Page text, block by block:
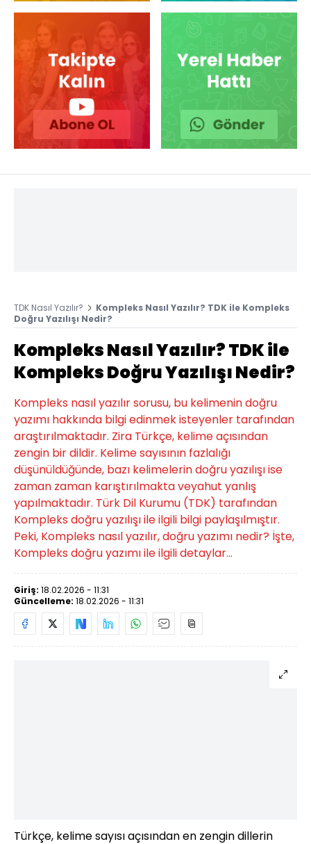
TDK Nasıl Yazılır?
Kompleks Nasıl Yazılır? TDK ile Kompleks
Doğru Yazılışı Nedir?
Kompleks Nasıl Yazılır? TDK ile
Kompleks Doğru Yazılışı Nedir?
Kompleks nasıl yazılır sorusu, bu kelimenin doğru
yazımı hakkında bilgi edinmek isteyenler tarafından
araştırılmaktadır. Zira Türkçe, kelime açısından
zengin bir dildir. Kelime sayısının fazlalığı
düşünüldüğünde, bazı kelimelerin doğru yazılışı ise
zaman zaman karıştırılmakta veyahut yanlış
yapılmaktadır. Türk Dil Kurumu (TDK) tarafından
Kompleks doğru yazılışı ile ilgili bilgi paylaşılmıştır.
Peki, Kompleks nasıl yazılır, doğru yazımı nedir? İşte,
Kompleks doğru yazımı ile ilgili detaylar...
Giriş: 18.02.2026 - 11:31
Güncelleme: 18.02.2026 - 11:31
Türkçe, kelime sayısı açısından en zengin dillerin